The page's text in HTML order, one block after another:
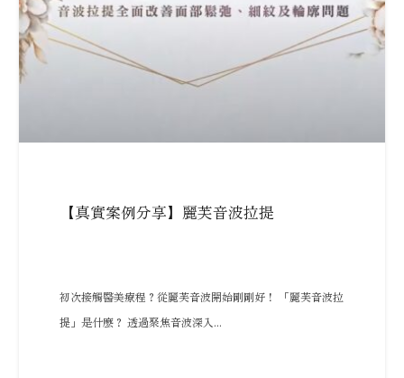
【真實案例分享】麗芙音波拉提
初次接觸醫美療程？從麗芙音波開始剛剛好！ 「麗芙音波拉
提」是什麼？ 透過聚焦音波深入...